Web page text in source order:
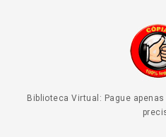
Biblioteca Virtual: Pague